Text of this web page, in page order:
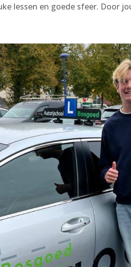
lessen en goede sfeer. Door